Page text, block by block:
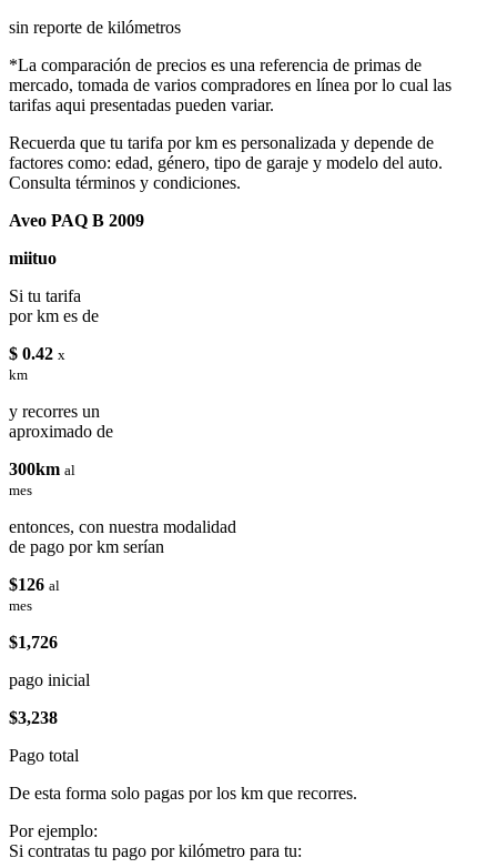
sin reporte de kilómetros
*La comparación de precios es una referencia de primas de
mercado, tomada de varios compradores en línea por lo cual las
tarifas aqui presentadas pueden variar.
Recuerda que tu tarifa por km es personalizada y depende de
factores como: edad, género, tipo de garaje y modelo del auto.
Consulta términos y condiciones.
Aveo PAQ B 2009
miituo
Si tu tarifa
por km es de
$ 0.42 x
km
y recorres un
aproximado de
300km al
mes
entonces, con nuestra modalidad
de pago por km serían
$126 al
mes
$1,726
pago inicial
$3,238
Pago total
De esta forma solo pagas por los km que recorres.
Por ejemplo:
Si contratas tu pago por kilómetro para tu: